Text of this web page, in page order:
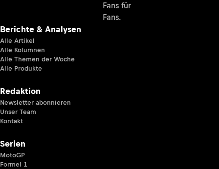
Fans für
Fans.
Berichte & Analysen
Alle Artikel
Alle Kolumnen
Alle Themen der Woche
Alle Produkte
Redaktion
Newsletter abonnieren
Unser Team
Kontakt
Serien
MotoGP
Formel 1